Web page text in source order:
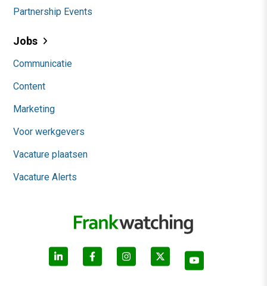
Partnership Events
Jobs
Communicatie
Content
Marketing
Voor werkgevers
Vacature plaatsen
Vacature Alerts